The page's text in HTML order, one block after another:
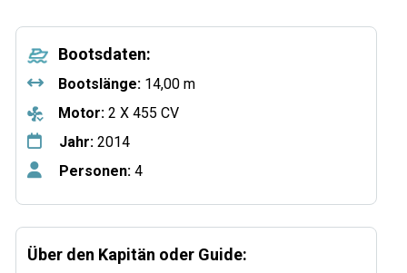
Bootsdaten:
Bootslänge: 14,00 m
Motor: 2 X 455 CV
Jahr: 2014
Personen: 4
Über den Kapitän oder Guide: